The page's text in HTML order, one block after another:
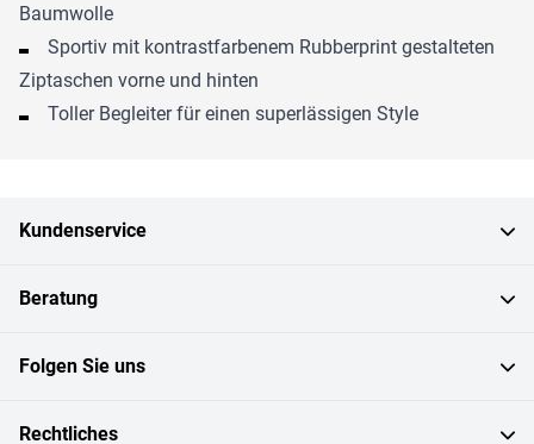
Baumwolle
Sportiv mit kontrastfarbenem Rubberprint gestalteten
Ziptaschen vorne und hinten
Toller Begleiter für einen superlässigen Style
Kundenservice
Beratung
Folgen Sie uns
Rechtliches